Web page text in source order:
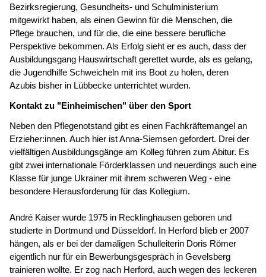
Bezirksregierung, Gesundheits- und Schulministerium
mitgewirkt haben, als einen Gewinn für die Menschen, die
Pflege brauchen, und für die, die eine bessere berufliche
Perspektive bekommen. Als Erfolg sieht er es auch, dass der
Ausbildungsgang Hauswirtschaft gerettet wurde, als es gelang,
die Jugendhilfe Schweicheln mit ins Boot zu holen, deren
Azubis bisher in Lübbecke unterrichtet wurden.
Kontakt zu "Einheimischen" über den Sport
Neben den Pflegenotstand gibt es einen Fachkräftemangel an
Erzieher:innen. Auch hier ist Anna-Siemsen gefordert. Drei der
vielfältigen Ausbildungsgänge am Kolleg führen zum Abitur. Es
gibt zwei internationale Förderklassen und neuerdings auch eine
Klasse für junge Ukrainer mit ihrem schweren Weg - eine
besondere Herausforderung für das Kollegium.
André Kaiser wurde 1975 in Recklinghausen geboren und
studierte in Dortmund und Düsseldorf. In Herford blieb er 2007
hängen, als er bei der damaligen Schulleiterin Doris Römer
eigentlich nur für ein Bewerbungsgespräch in Gevelsberg
trainieren wollte. Er zog nach Herford, auch wegen des leckeren